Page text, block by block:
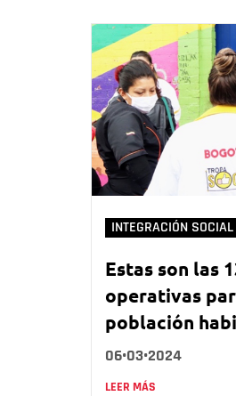
INTEGRACIÓN SOCIAL
Estas son las
operativas
población
06•03•2024
LEER MÁS